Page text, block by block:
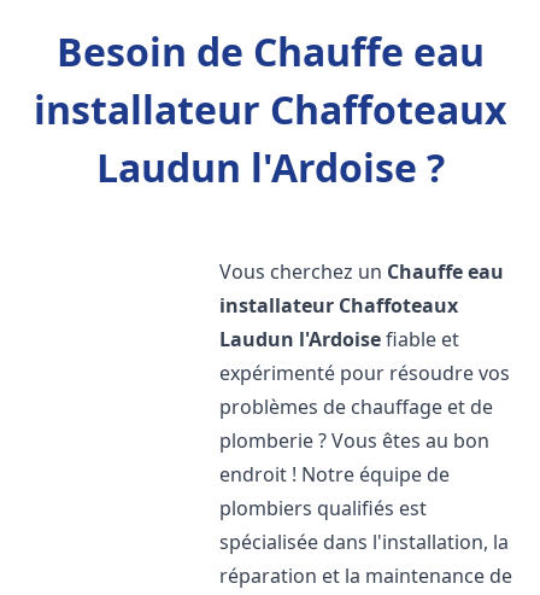
Besoin de Chauffe eau
installateur Chaffoteaux
Laudun l'Ardoise ?
Vous cherchez un Chauffe eau
installateur Chaffoteaux
Laudun l'Ardoisefiable et
expérimenté pour résoudre vos
problèmes de chauffage et de
plomberie ? Vous êtes au bon
endroit ! Notre équipe de
plombiers qualifiés est
spécialisée dans l'installation, la
réparation et la maintenance de